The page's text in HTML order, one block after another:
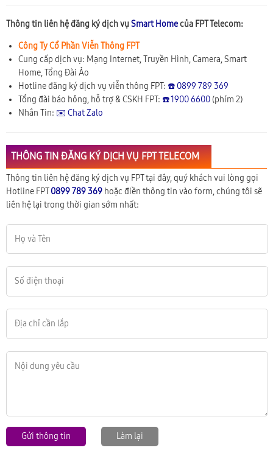
Thông tin liên hệ đăng ký dịch vụ Smart Homecủa FPT Telecom:
Công Ty Cổ Phần Viễn Thông FPT
Cung cấp dịch vụ: Mạng Internet, Truyền Hình, Camera, Smart
Home, Tổng Đài Ảo
Hotline đăng ký dịch vụ viễn thông FPT: ☎️ 0899 789 369
Tổng đài báo hỏng, hỗ trợ & CSKH FPT: ☎️ 1900 6600 (phím 2)
Nhắn Tin: ✉️ Chat Zalo
THÔNG TIN ĐĂNG KÝ DỊCH VỤ FPT TELECOM
Thông tin liên hệ đăng ký dịch vụ FPT tại đây, quý khách vui lòng gọi
Hotline FPT0899 789 369 hoặc điền thông tin vào form, chúng tôi sẽ
liên hệ lại trong thời gian sớm nhất:
Gửi thông tin Làm lại